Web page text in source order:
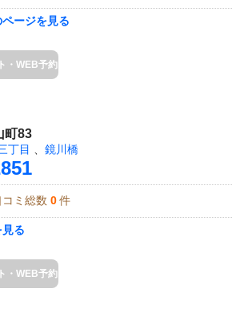
ージを見る
・WEB予約
町83
丁目 鏡川橋
ミ総数 0 件
る
・WEB予約